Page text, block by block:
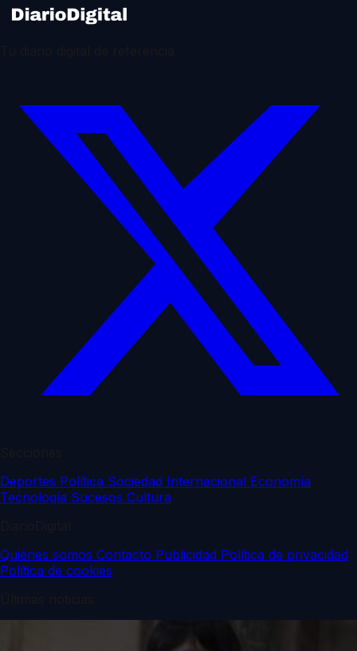
Deportes Política Sociedad Internacional Economía
Tecnología Sucesos Cultura
Quiénes somos Contacto Publicidad Política de privacidad
Política de cookies